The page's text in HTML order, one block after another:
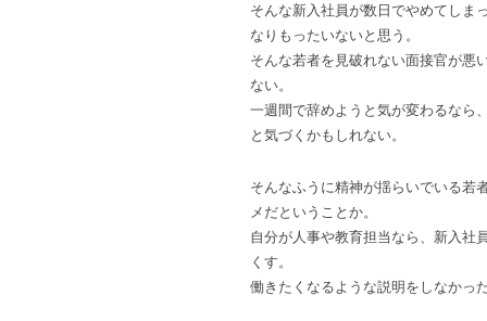
そんな新入社員が数日でやめてしま
なりもったいないと思う。
そんな若者を見破れない面接官が悪
ない。
一週間で辞めようと気が変わるなら
と気づくかもしれない。
そんなふうに精神が揺らいでいる若
メだということか。
自分が人事や教育担当なら、新入社
くす。
働きたくなるような説明をしなかっ